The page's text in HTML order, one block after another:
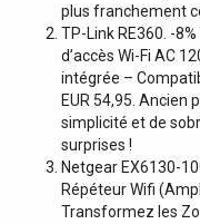
plus franchement
TP-Link RE360. -
d’accès Wi-Fi AC
intégrée –
EUR 54,95. Ancien
simplicité et de
surprises !
Netgear EX6130-
Répéteur Wifi
Transformez les